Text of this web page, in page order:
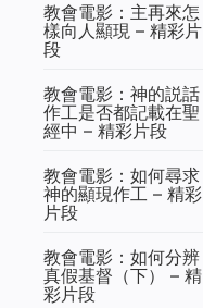
教會電影：主再來怎
樣向人顯現 – 精彩片
段
教會電影：神的説話
作工是否都記載在聖
經中 – 精彩片段
教會電影：如何尋求
神的顯現作工 – 精彩
片段
教會電影：如何分辨
真假基督（下） – 精
彩片段